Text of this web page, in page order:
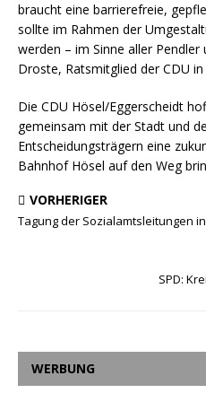
braucht eine barrierefreie,
sollte im Rahmen der
werden – im Sinne aller Pendler
Droste, Ratsmitglied der CDU in
Die CDU Hösel/Eggerscheidt
gemeinsam mit der Stadt und
Entscheidungsträgern eine
Bahnhof Hösel auf den Weg
VORHERIGER
Tagung der Sozialamtsleitungen
SPD:
WERBUNG